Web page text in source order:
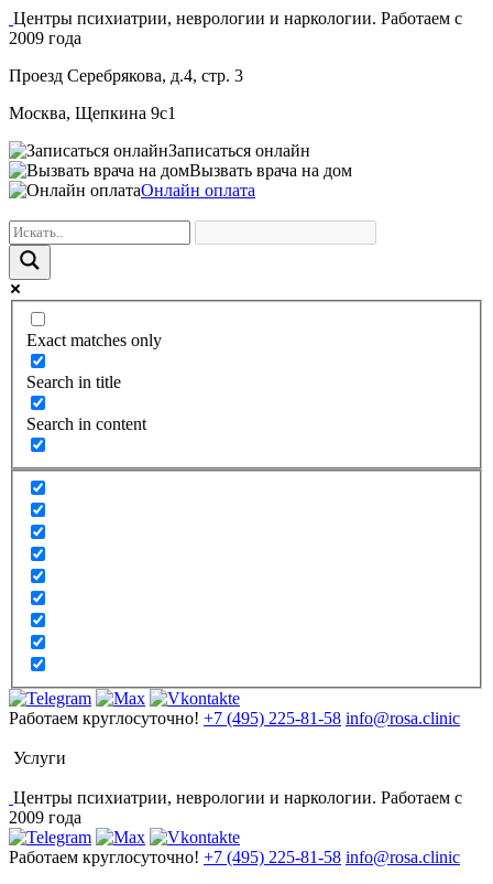
Центры психиатрии, неврологии и наркологии. Работаем с
2009 года
Проезд Серебрякова, д.4, стр. 3
Москва, Щепкина 9с1
Записаться онлайн
Вызвать врача на дом
Онлайн оплата
Exact matches only
Search in title
Search in content
Работаем круглосуточно! +7 (495) 225-81-58 info@rosa.clinic
Услуги
Центры психиатрии, неврологии и наркологии. Работаем с
2009 года
Работаем круглосуточно! +7 (495) 225-81-58 info@rosa.clinic